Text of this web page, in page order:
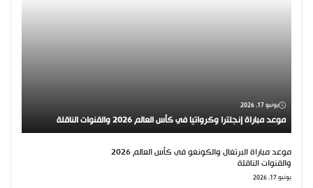
يونيو 17, 2026
موعد مباراة إنجلترا وكرواتيا في كأس العالم 2026 والقنوات الناقلة
موعد مباراة البرتغال والكونغو في كأس العالم 2026
والقنوات الناقلة
يونيو 17, 2026